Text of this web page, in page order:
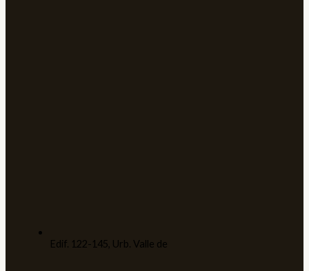
Edif. 122-145, Urb. Valle de